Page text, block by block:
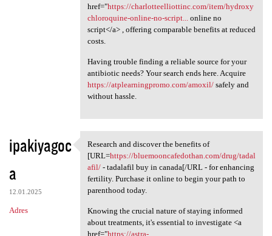
href="https://charlotteelliottinc.com/item/hydroxy
chloroquine-online-no-script...
online no
script</a> , offering comparable benefits at reduced
costs.
Having trouble finding a reliable source for your
antibiotic needs? Your search ends here. Acquire
https://atplearningpromo.com/amoxil/safely and
without hassle.
ipakiyagoc
a
12.01.2025
Adres
Research and discover the
Research and discover the benefits of
[URL=https://bluemooncafedothan.com/drug/tadal
afil/- tadalafil buy in canada[/URL - for enhancing
fertility. Purchase it online to begin your path to
parenthood today.
Knowing the crucial nature of staying informed
about treatments, it's essential to investigate <a
href="https://astra-